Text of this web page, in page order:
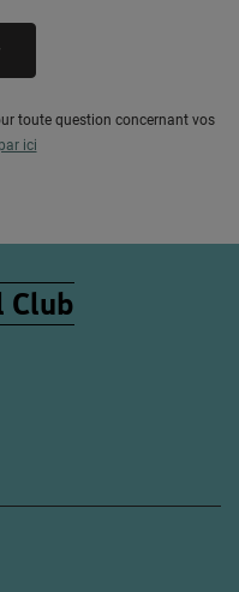
toute question concernant vos
ici
Club